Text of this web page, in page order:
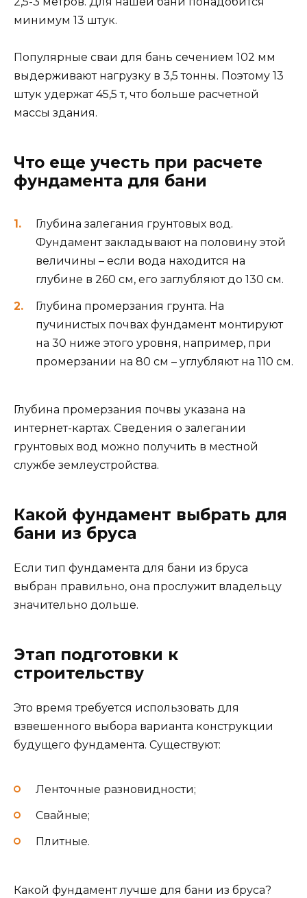
минимум 13 штук.
Популярные сваи для бань сечением 102 мм
выдерживают нагрузку в 3,5 тонны. Поэтому 13
штук удержат 45,5 т, что больше расчетной
массы здания.
Что еще учесть при расчете
фундамента для бани
Глубина залегания грунтовых вод.
Фундамент закладывают на половину этой
величины – если вода находится на
глубине в 260 см, его заглубляют до 130 см.
Глубина промерзания грунта. На
пучинистых почвах фундамент монтируют
на 30 ниже этого уровня, например, при
промерзании на 80 см – углубляют на 110 см.
Глубина промерзания почвы указана на
интернет-картах. Сведения о залегании
грунтовых вод можно получить в местной
службе землеустройства.
Какой фундамент выбрать для
бани из бруса
Если тип фундамента для бани из бруса
выбран правильно, она прослужит владельцу
значительно дольше.
Этап подготовки к
строительству
Это время требуется использовать для
взвешенного выбора варианта конструкции
будущего фундамента. Существуют:
Ленточные разновидности;
Свайные;
Плитные.
Какой фундамент лучше для бани из бруса?